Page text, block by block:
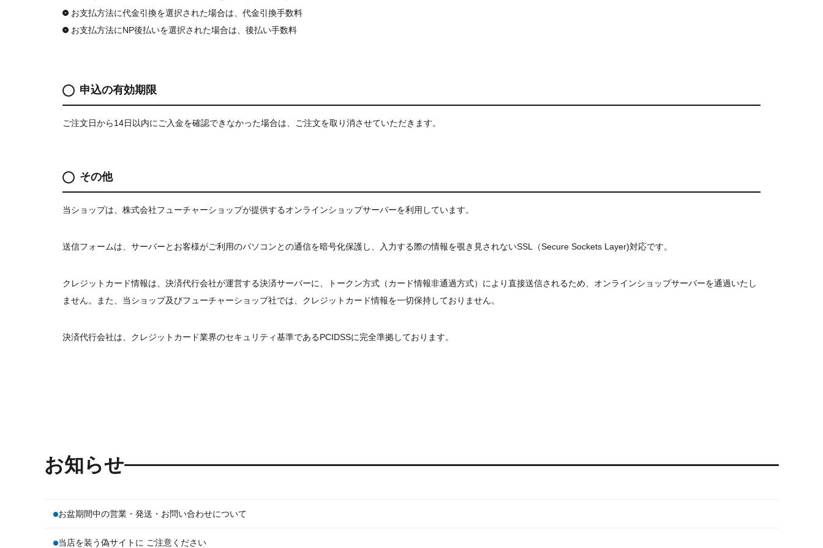
お支払方法に代金引換を選択された場合は、代金引換手数料
お支払方法にNP後払いを選択された場合は、後払い手数料
申込の有効期限
ご注文日から14日以内にご入金を確認できなかった場合は、ご注文を取り消させていただきます。
その他
当ショップは、株式会社フューチャーショップが提供するオンラインショップサーバーを利用しています。
送信フォームは、サーバーとお客様がご利用のパソコンとの通信を暗号化保護し、入力する際の情報を覗き見されないSSL（Secure Sockets Layer)対応です。
クレジットカード情報は、決済代行会社が運営する決済サーバーに、トークン方式（カード情報非通過方式）により直接送信されるため、オンラインショップサーバーを通過いたし
ません。また、当ショップ及びフューチャーショップ社では、クレジットカード情報を一切保持しておりません。
決済代行会社は、クレジットカード業界のセキュリティ基準であるPCIDSSに完全準拠しております。
お知らせ
お盆期間中の営業・発送・お問い合わせについて
当店を装う偽サイトに ご注意ください